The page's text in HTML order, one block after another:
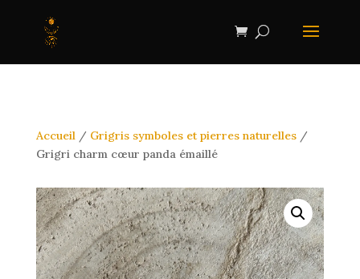
Accueil/ Grigris symboles et pierres naturelles/
Grigri charm cœur panda émaillé